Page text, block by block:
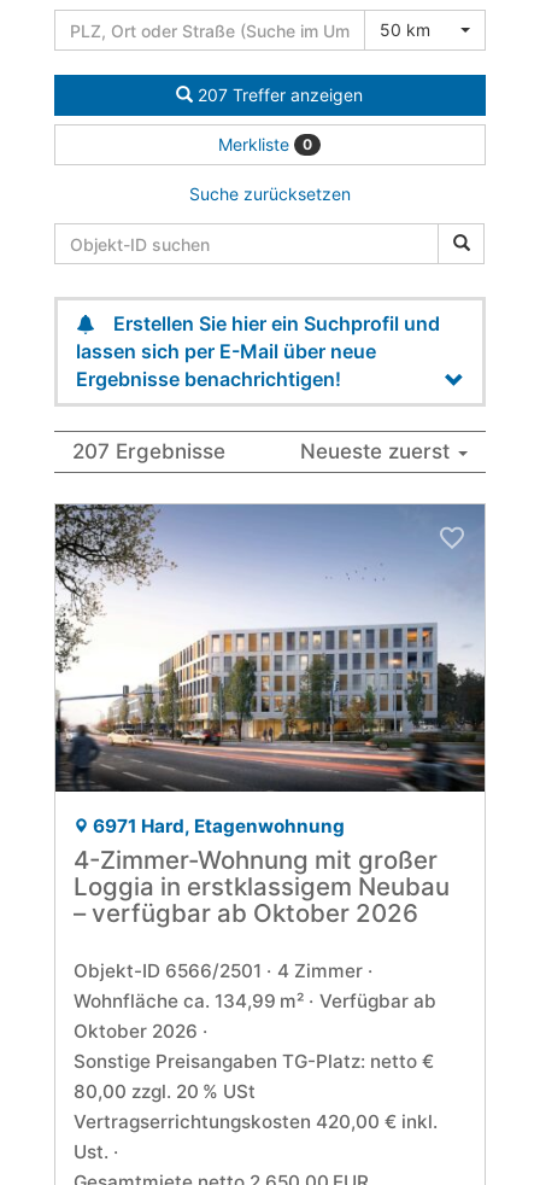
50 km
207 Treffer anzeigen
Merkliste 0
Suche zurücksetzen
Erstellen Sie hier ein Suchprofil und
lassen sich per E-Mail über neue
Ergebnisse benachrichtigen!
207 Ergebnisse Neueste zuerst
6971 Hard, Etagenwohnung
4-Zimmer-Wohnung mit großer
Loggia in erstklassigem Neubau
– verfügbar ab Oktober 2026
Objekt-ID 6566/2501
4 Zimmer
Wohnfläche ca. 134,99 m²
Verfügbar ab
Oktober 2026
Sonstige Preisangaben TG-Platz: netto €
80,00 zzgl. 20 % USt
Vertragserrichtungskosten 420,00 € inkl.
Ust.